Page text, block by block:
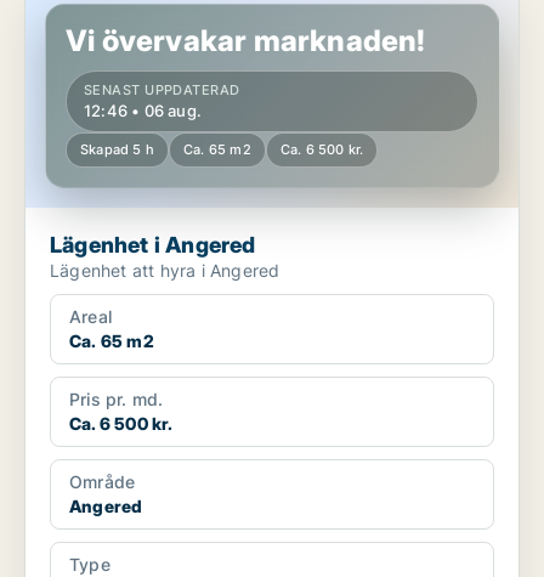
Vi övervakar marknaden!
SENAST UPPDATERAD
12:46 • 06 aug.
Skapad 5 h Ca. 65 m2 Ca. 6 500 kr.
Lägenhet i Angered
Lägenhet att hyra i Angered
Areal
Ca. 65 m2
Pris pr. md.
Ca. 6 500 kr.
Område
Angered
Type